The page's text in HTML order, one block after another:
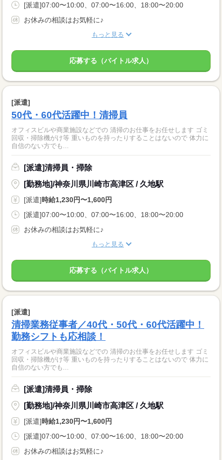
[派遣]07:00〜10:00、07:00〜16:00、18:00〜20:00
お休みの相談はお気軽に♪
もっと見る
応募する（バイトル求人）
[派遣]
50代・60代活躍中！清掃員
オフィスビルや商業施設などでの 清掃のお仕事をお任せします ゴミ
回収・掃除機がけ等 重いものを持ったりすることはないので 体力に
自信のない方でも...
[派遣]清掃員・掃除
[勤務地]/神奈川県川崎市高津区 / 久地駅
[派遣]時給1,230円〜1,600円
[派遣]07:00〜10:00、07:00〜16:00、18:00〜20:00
お休みの相談はお気軽に♪
もっと見る
応募する（バイトル求人）
[派遣]
清掃業務従事者／40代・50代・60代活躍中！
勤務シフトも応相談！
オフィスビルや商業施設などでの 清掃のお仕事をお任せします ゴミ
回収・掃除機がけ等 重いものを持ったりすることはないので 体力に
自信のない方でも...
[派遣]清掃員・掃除
[勤務地]/神奈川県川崎市高津区 / 久地駅
[派遣]時給1,230円〜1,600円
[派遣]07:00〜10:00、07:00〜16:00、18:00〜20:00
お休みの相談はお気軽に♪